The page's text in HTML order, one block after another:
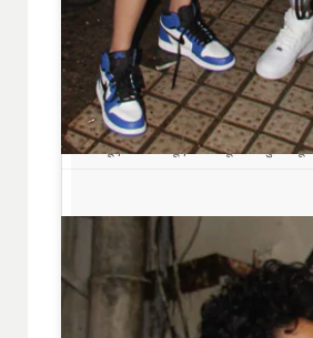
शनाया कपूर, अनन्या कपूर, बोनी कपूर और खुशी कपूर.